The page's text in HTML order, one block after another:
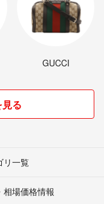
GUCCI
る
リ一覧
相場価格情報